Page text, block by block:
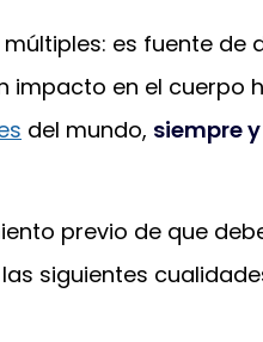
es fuente de
impacto en el cuerpo
del mundo, siempre
previo de que
siguientes